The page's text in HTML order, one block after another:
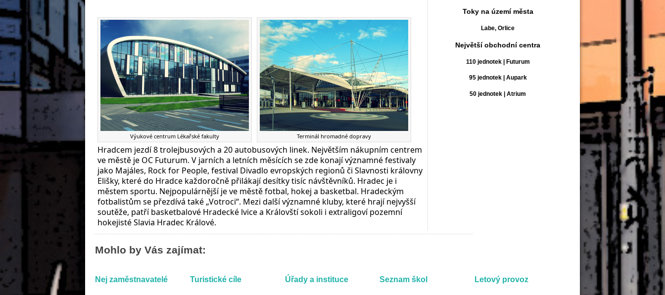
Toky na území města
Labe, Orlice
Největší obchodní centra
110 jednotek | Futurum
95 jednotek | Aupark
50 jednotek | Atrium
Výukové centrum Lékařské fakulty Terminál hromadné dopravy
Hradcem jezdí 8 trolejbusových a 20 autobusových linek. Největším nákupním centrem
ve městě je OC Futurum. V jarních a letních měsících se zde konají významné festivaly
jako Majáles, Rock for People, festival Divadlo evropských regionů či Slavnosti královny
Elišky, které do Hradce každoročně přilákají desítky tisíc návštěvníků. Hradec je i
městem sportu. Nejpopulárnější je ve městě fotbal, hokej a basketbal. Hradeckým
fotbalistům se přezdívá také „Votroci“. Mezi další významné kluby, které hrají nejvyšší
soutěže, patří basketbalové Hradecké lvice a Královští sokoli i extraligoví pozemní
hokejisté Slavia Hradec Králové.
Mohlo by Vás zajímat:
Nej zaměstnavatelé Turistické cíle Úřady a instituce Seznam škol Letový provoz